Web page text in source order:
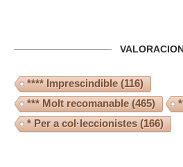
**** Imprescindible(116)
*** Molt recomanable(465)
* Per a col·leccionistes (166)